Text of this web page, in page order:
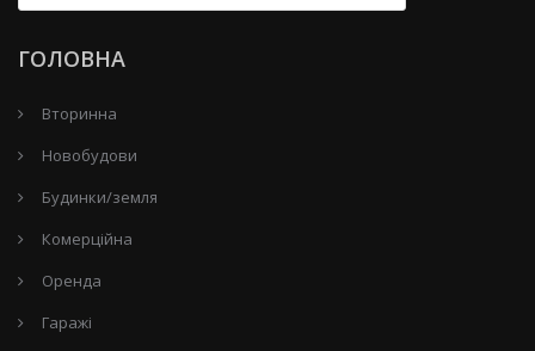
ГОЛОВНА
Вторинна
Новобудови
Будинки/земля
Комерційна
Оренда
Гаражі